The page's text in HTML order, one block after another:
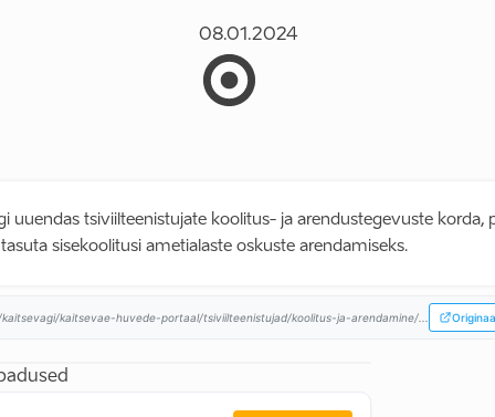
08.01.2024
uuendas tsiviilteenistujate koolitus- ja arendustegevuste korda,
sisekoolitusi ametialaste oskuste arendamiseks.
kaitsevae-huvede-portaal/tsiviilteenistujad/koolitus-ja-arendamine/...